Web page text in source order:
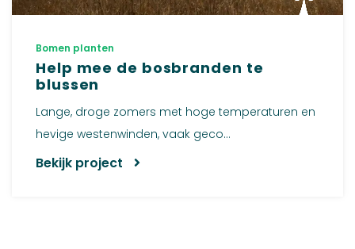
Bomen planten
Help mee de bosbranden te
blussen
Lange, droge zomers met hoge temperaturen en
hevige westenwinden, vaak geco...
Bekijk project